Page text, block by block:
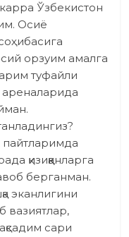
Ўзбекистон
Осиё
ор­зуим амалга
туфайли
пайтларимда
қизиққанларга
берганман.
эканлигини
вазиятлар,
сари